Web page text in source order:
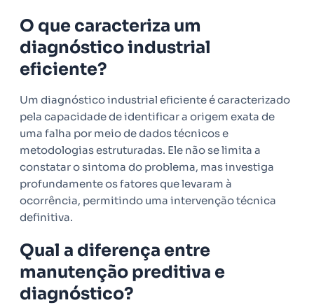
O que caracteriza um
diagnóstico industrial
eficiente?
Um diagnóstico industrial eficiente é caracterizado
pela capacidade de identificar a origem exata de
uma falha por meio de dados técnicos e
metodologias estruturadas. Ele não se limita a
constatar o sintoma do problema, mas investiga
profundamente os fatores que levaram à
ocorrência, permitindo uma intervenção técnica
definitiva.
Qual a diferença entre
manutenção preditiva e
diagnóstico?